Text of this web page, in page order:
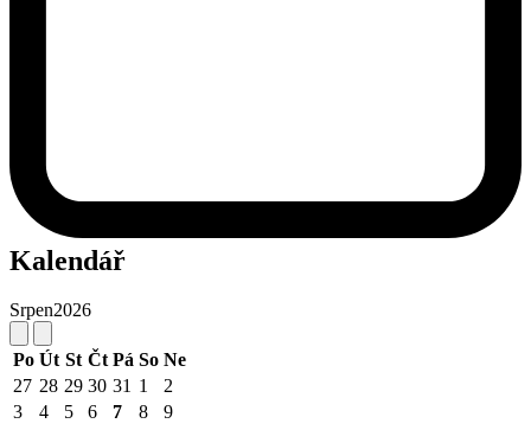
Kalendář
Srpen2026
Po Út St Čt Pá So Ne
27 28 29 30 31 1
2
3
4 5 6 7 8
9